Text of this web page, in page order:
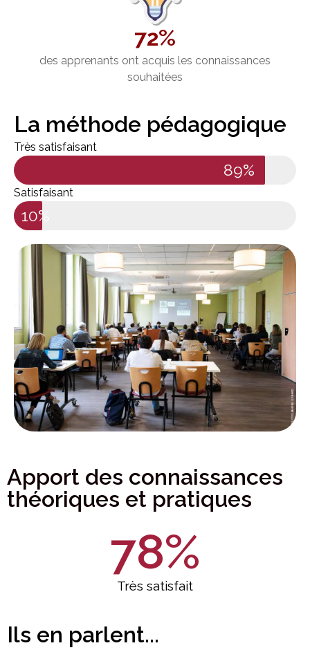
72%
des apprenants ont acquis les connaissances
souhaitées
La méthode pédagogique
Très satisfaisant
89%
Satisfaisant
10%
Apport des connaissances
théoriques et pratiques
Très satisfait
78%
Ils en parlent...